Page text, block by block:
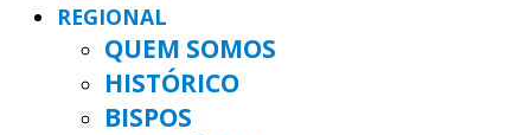
REGIONAL
QUEM SOMOS
HISTÓRICO
BISPOS